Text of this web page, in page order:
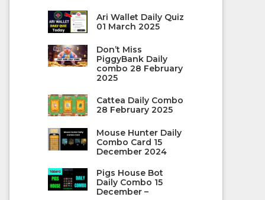
Ari Wallet Daily Quiz
01 March 2025
Don’t Miss
PiggyBank Daily
combo 28 February
2025
Cattea Daily Combo
28 February 2025
Mouse Hunter Daily
Combo Card 15
December 2024
Pigs House Bot
Daily Combo 15
December –